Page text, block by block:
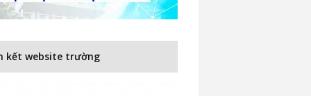
kết website trường